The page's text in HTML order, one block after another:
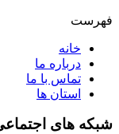
فهرست
خانه
درباره ما
تماس با ما
استان ها
شبکه های